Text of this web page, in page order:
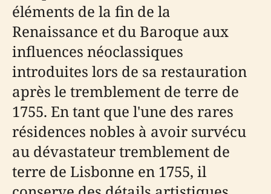
éléments de la fin de la
Renaissance et du Baroque aux
influences néoclassiques
introduites lors de sa restauration
après le tremblement de terre de
1755. En tant que l'une des rares
résidences nobles à avoir survécu
au dévastateur tremblement de
terre de Lisbonne en 1755, il